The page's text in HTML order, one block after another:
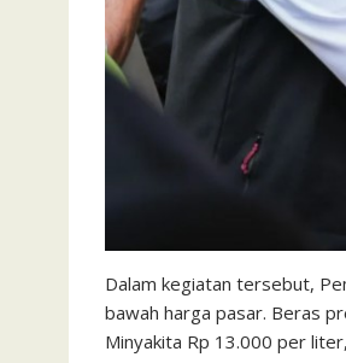
Dalam kegiatan tersebut,
bawah harga pasar. Beras
Minyakita Rp 13.000 per